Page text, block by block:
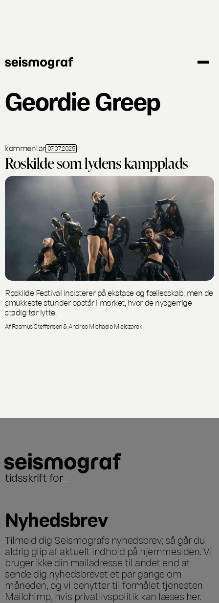
Geordie Greep
kommentar 07.07.2025
Roskilde som lydens kampplads
Roskilde Festival insisterer på ekstase og fællesskab, men de
smukkeste stunder opstår i mørket, hvor de nysgerrige
stadig tør lytte.
Af Rasmus Steffensen & Andreo Michaelo Mielczarek
tidsskrift for...
Nyhedsbrev
Tilmeld dig Seismografs nyhedsbrev; så går du
aldrig glip af aktuelt indhold på hjemmesiden. Vi
bruger ikke din mailadresse til andet end at
sende dig nyhedsbrevet et par gange om
måneden, og vi benytter til formålet tjenesten
Mailchimp, hvis privatlivspolitik kan læses her.